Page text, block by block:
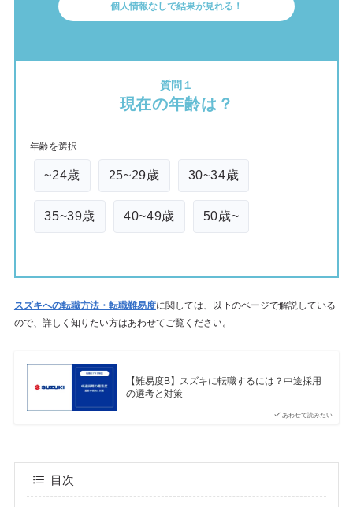
個人情報なしで結果が見れる！
質問１
現在の年齢は？
年齢を選択
~24歳 25~29歳 30~34歳
35~39歳 40~49歳 50歳~
スズキへの転職方法・転職難易度に関しては、以下のページで解説している
ので、詳しく知りたい方はあわせてご覧ください。
あわせて読みたい
【難易度B】スズキに転職するには？中途採用
の選考と対策
目次